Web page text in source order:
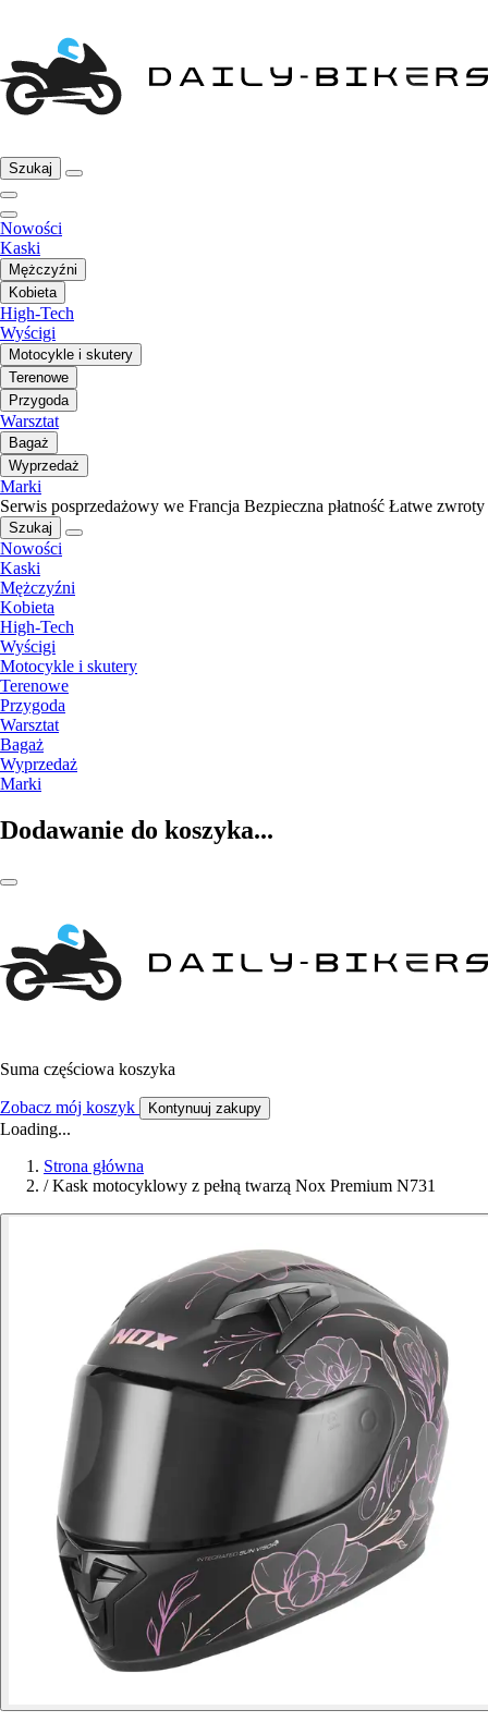
Szukaj
Nowości
Kaski
Mężczyźni
Kobieta
High-Tech
Wyścigi
Motocykle i skutery
Terenowe
Przygoda
Warsztat
Bagaż
Wyprzedaż
Marki
Serwis posprzedażowy we Francja Bezpieczna płatność Łatwe zwroty
Szukaj
Nowości
Kaski
Mężczyźni
Kobieta
High-Tech
Wyścigi
Motocykle i skutery
Terenowe
Przygoda
Warsztat
Bagaż
Wyprzedaż
Marki
Dodawanie do koszyka...
Suma częściowa koszyka
Zobacz mój koszyk Kontynuuj zakupy
Loading...
Strona główna
/ Kask motocyklowy z pełną twarzą Nox Premium N731